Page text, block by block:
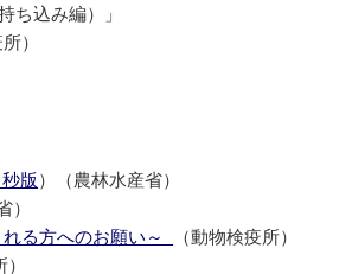
ち込み編）」
）
版 ）（農林水産省）
）
る方へのお願い～
（動物検疫所）